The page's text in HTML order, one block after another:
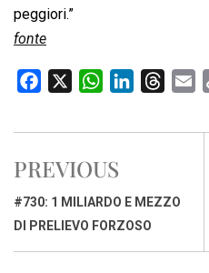
peggiori.”
fonte
c
b
o
o
W
a
s
A
p
n
d
I
r
d
a
PREVIOUS
#730: 1 MILIARDO E MEZZO
DI PRELIEVO FORZOSO